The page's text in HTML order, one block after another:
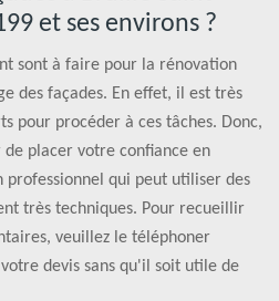
et ses environs ?
sont à faire pour la rénovation
des façades. En effet, il est très
pour procéder à ces tâches. Donc,
de placer votre confiance en
professionnel qui peut utiliser des
très techniques. Pour recueillir
veuillez le téléphoner
devis sans qu'il soit utile de